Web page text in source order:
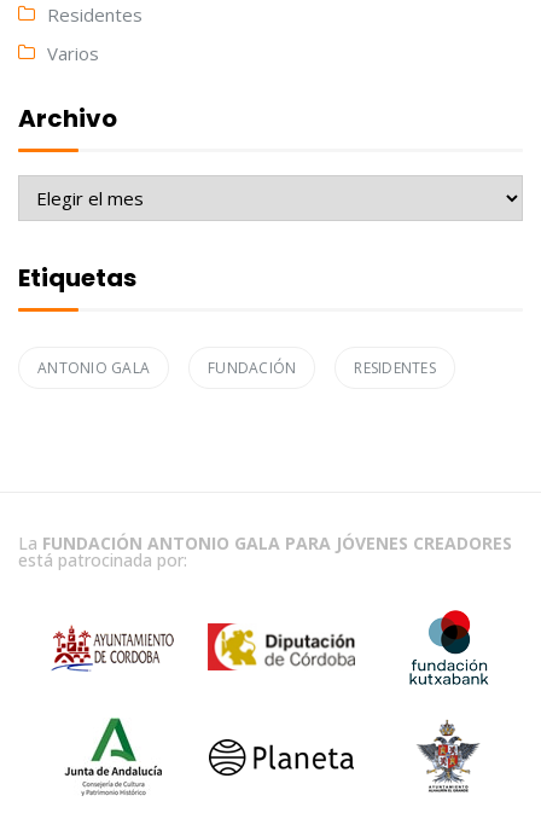
Residentes
Varios
Archivo
Archivo
Etiquetas
ANTONIO GALA FUNDACIÓN RESIDENTES
La FUNDACIÓN ANTONIO GALA PARA JÓVENES CREADORES
está patrocinada por: